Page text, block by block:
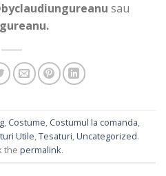
sau
, Costume, Costumul la comanda,
Utile,Tesaturi,Uncategorized.
the permalink.